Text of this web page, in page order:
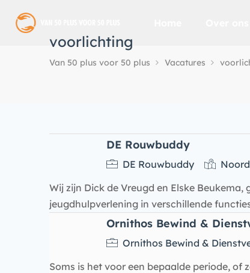
voorlichting
Van 50 plus voor 50 plus Vacatures
DE Rouwbuddy
DE Rouwbuddy
Wij zijn Dick de Vreugd en Elske
jeugdhulpverlening in verschillende
Ornithos Bewind &
Ornithos Bewind &
Soms is het voor een bepaalde periode,